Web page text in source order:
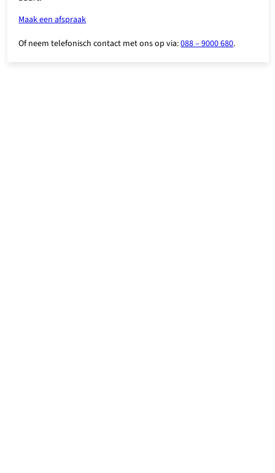
Maak een afspraak
Of neem telefonisch contact met ons op via:088 – 9000 680.